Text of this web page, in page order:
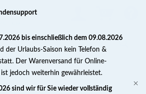
bis einschließlich dem 09.08.2026
der Urlaubs-Saison kein Telefon &
Der Warenversand für Online-
ist jedoch weiterhin gewährleistet.
sind wir für Sie wieder vollständig